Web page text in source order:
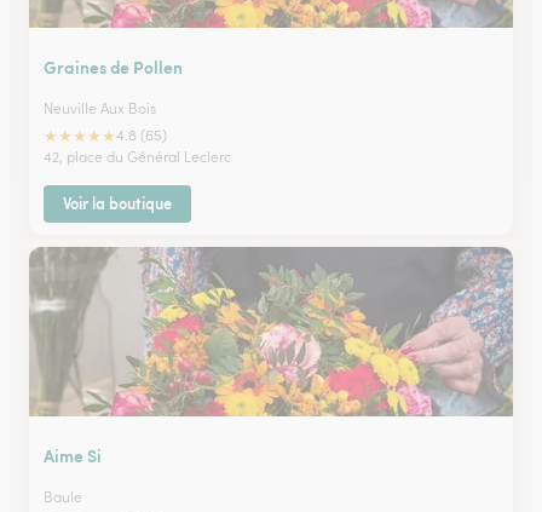
Graines de Pollen
Neuville Aux Bois
★★★★★4.8 (65)
42, place du Général Leclerc
Voir la boutique
Aime Si
Baule